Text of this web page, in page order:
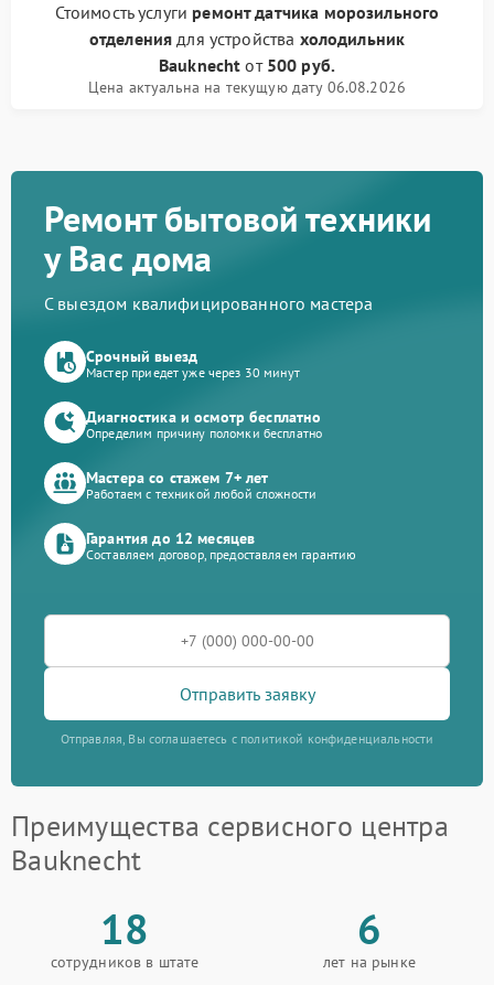
Стоимость услуги ремонт датчика морозильного
отделения для устройства холодильник
Bauknecht от 500 руб.
Цена актуальна на текущую дату 06.08.2026
Ремонт бытовой техники
у Вас дома
С выездом квалифицированного мастера
Срочный выезд
Мастер приедет уже через 30 минут
Диагностика и осмотр бесплатно
Определим причину поломки бесплатно
Мастера со стажем 7+ лет
Работаем с техникой любой сложности
Гарантия до 12 месяцев
Составляем договор, предоставляем гарантию
Отправить заявку
Отправляя, Вы соглашаетесь с политикой конфиденциальности
Преимущества сервисного центра
Bauknecht
18
сотрудников в штате
6
лет на рынке